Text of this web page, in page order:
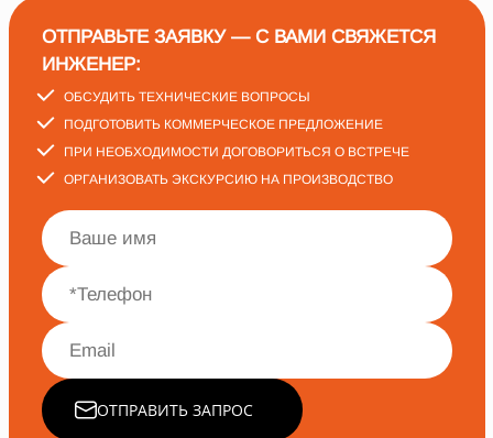
ОТПРАВЬТЕ ЗАЯВКУ — С ВАМИ СВЯЖЕТСЯ
ИНЖЕНЕР:
ОБСУДИТЬ ТЕХНИЧЕСКИЕ ВОПРОСЫ
ПОДГОТОВИТЬ КОММЕРЧЕСКОЕ ПРЕДЛОЖЕНИЕ
ПРИ НЕОБХОДИМОСТИ ДОГОВОРИТЬСЯ О ВСТРЕЧЕ
ОРГАНИЗОВАТЬ ЭКСКУРСИЮ НА ПРОИЗВОДСТВО
ОТПРАВИТЬ ЗАПРОС